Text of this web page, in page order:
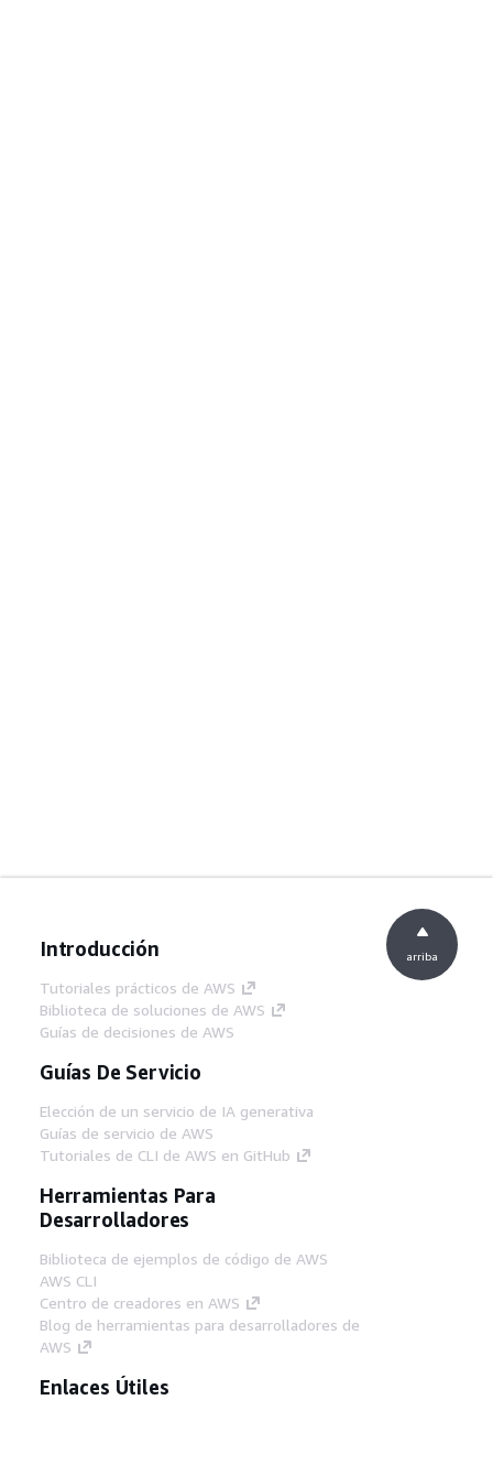
Introducción
Tutoriales prácticos de AWS
Biblioteca de soluciones de AWS
Guías de decisiones de AWS
Guías De Servicio
Elección de un servicio de IA generativa
Guías de servicio de AWS
Tutoriales de CLI de AWS en GitHub
Herramientas Para
Desarrolladores
Biblioteca de ejemplos de código de AWS
AWS CLI
Centro de creadores en AWS
Blog de herramientas para desarrolladores de
AWS
Enlaces Útiles
arriba